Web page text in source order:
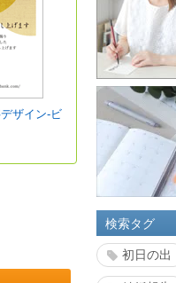
ザイン-ビ
検索タグ
初日の出